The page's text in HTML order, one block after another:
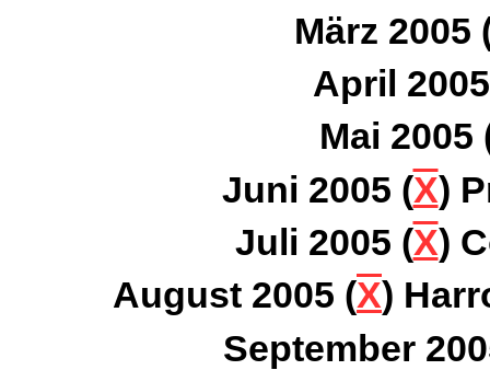
März 2005
April
Mai 2005
Juni 2005 (X)
Juli 2005 (X)
August 2005 (X)
September